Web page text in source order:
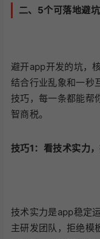
二、5个可落地避
避开app开发的坑，
结合行业乱象和一秒
技巧，每一条都能帮
智商税。
技巧1：看技术实力
技术实力是app稳定
主研发团队，拒绝模